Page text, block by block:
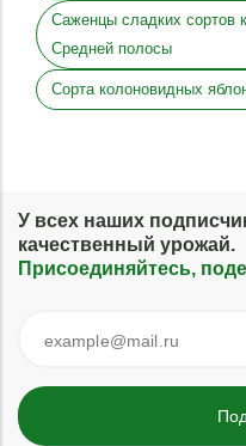
Саженцы сладких сортов
Средней полосы
Сорта колоновидных
У всех наших
качественный урожай.
Присоединяйтесь,